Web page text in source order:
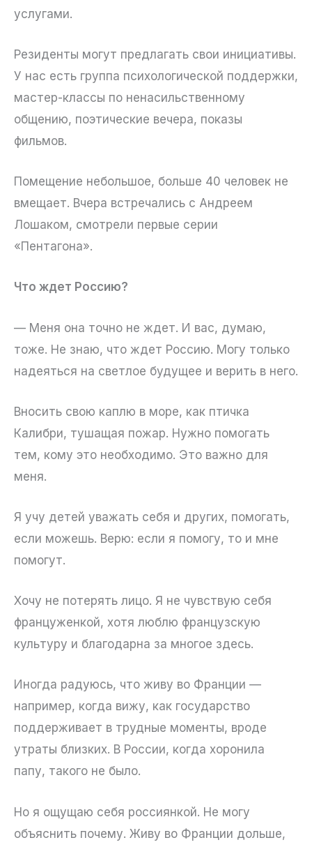
услугами.
Резиденты могут предлагать свои инициативы.
У нас есть группа психологической поддержки,
мастер-классы по ненасильственному
общению, поэтические вечера, показы
фильмов.
Помещение небольшое, больше 40 человек не
вмещает. Вчера встречались с Андреем
Лошаком, смотрели первые серии
«Пентагона».
Что ждет Россию?
— Меня она точно не ждет. И вас, думаю,
тоже. Не знаю, что ждет Россию. Могу только
надеяться на светлое будущее и верить в него.
Вносить свою каплю в море, как птичка
Калибри, тушащая пожар. Нужно помогать
тем, кому это необходимо. Это важно для
меня.
Я учу детей уважать себя и других, помогать,
если можешь. Верю: если я помогу, то и мне
помогут.
Хочу не потерять лицо. Я не чувствую себя
француженкой, хотя люблю французскую
культуру и благодарна за многое здесь.
Иногда радуюсь, что живу во Франции —
например, когда вижу, как государство
поддерживает в трудные моменты, вроде
утраты близких. В России, когда хоронила
папу, такого не было.
Но я ощущаю себя россиянкой. Не могу
объяснить почему. Живу во Франции дольше,